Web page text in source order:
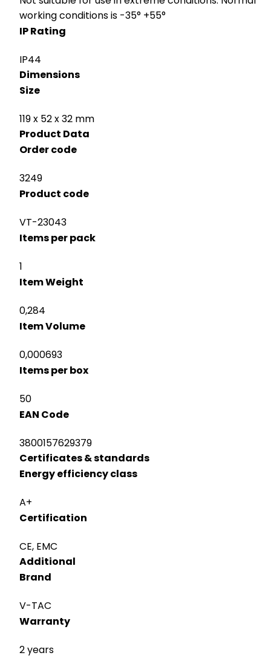
working conditions is -35° +55°
IP Rating
IP44
Dimensions
Size
119 x 52 x 32 mm
Product Data
Order code
3249
Product code
VT-23043
Items per pack
1
Item Weight
0,284
Item Volume
0,000693
Items per box
50
EAN Code
3800157629379
Certificates & standards
Energy efficiency class
A+
Certification
CE, EMC
Additional
Brand
V-TAC
Warranty
2 years